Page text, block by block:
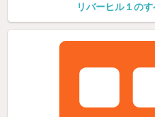
リバーヒル１の